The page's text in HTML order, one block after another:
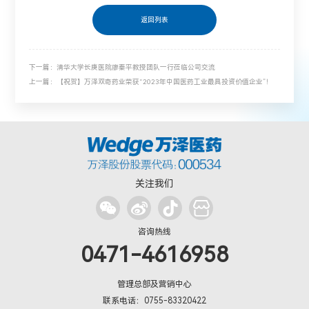
返回列表
下一篇：清华大学长庚医院廖秦平教授团队一行莅临公司交流
上一篇：【祝贺】万泽双奇药业荣获“2023年中国医药工业最具投资价值企业”！
关注我们
咨询热线
0471-4616958
管理总部及营销中心
联系电话：0755-83320422